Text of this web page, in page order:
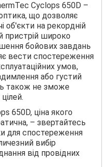
Cyclops 650D –
що дозволяє
об'єкти на рекордній
пристрій широко
бойових завдань
вести спостереження
умов,
або густий
також не зможе
650D, ціна якого
– звертайтесь
для спостереження
вибір
від провідних